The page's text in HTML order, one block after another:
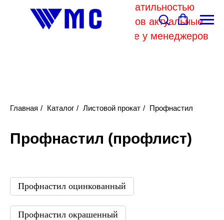
В связи с высокой волатильностью
отпускных цен комбинатов актуальные
цены на металл уточняйте у менеджеров
Главная / Каталог / Листовой прокат / Профнастил
Профнастил (профлист)
Профнастил оцинкованный
Профнастил окрашенный